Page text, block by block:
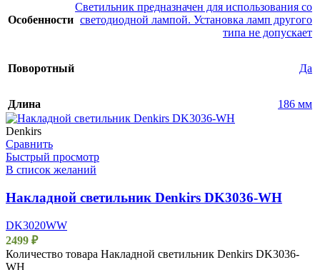
Особенности
Светильник предназначен для использования со
светодиодной лампой. Установка ламп другого
типа не допускает
Поворотный Да
Длина 186 мм
Denkirs
Сравнить
Быстрый просмотр
В список желаний
Накладной светильник Denkirs DK3036-WH
DK3020WW
2499 ₽
Количество товара Накладной светильник Denkirs DK3036-
WH